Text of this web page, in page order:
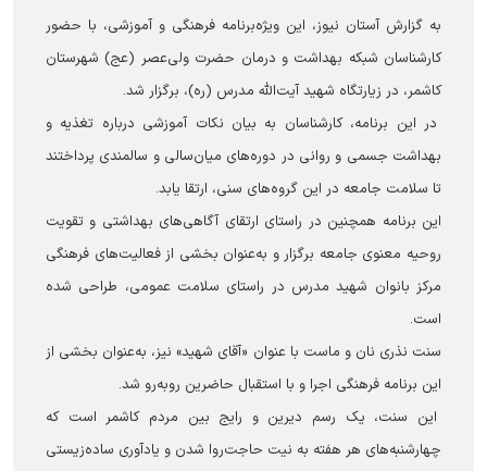
به گزارش آستان نیوز، این ویژه‌برنامه فرهنگی و آموزشی، با حضور
کارشناسان شبکه بهداشت و درمان حضرت ولی‌عصر (عج) شهرستان
کاشمر، در زیارتگاه شهید آیت‌الله مدرس (ره)، برگزار شد.
در این برنامه، کارشناسان به بیان نکات آموزشی درباره تغذیه و
بهداشت جسمی و روانی در دوره‌های میان‌سالی و سالمندی پرداختند
تا سلامت جامعه در این گروه‌های سنی، ارتقا یابد.
این برنامه همچنین در راستای ارتقای آگاهی‌های بهداشتی و تقویت
روحیه معنوی جامعه برگزار و به‌عنوان بخشی از فعالیت‌های فرهنگی
مرکز بانوان شهید مدرس در راستای سلامت عمومی، طراحی شده
است.
سنت نذری نان و ماست با عنوان «آقای شهید» نیز، به‌عنوان بخشی از
این برنامه فرهنگی اجرا و با استقبال حاضرین روبه‌رو شد.
این سنت، یک رسم دیرین و رایج بین مردم کاشمر است که
چهارشنبه‌های هر هفته به نیت حاجت‌روا شدن و یادآوری ساده‌زیستی